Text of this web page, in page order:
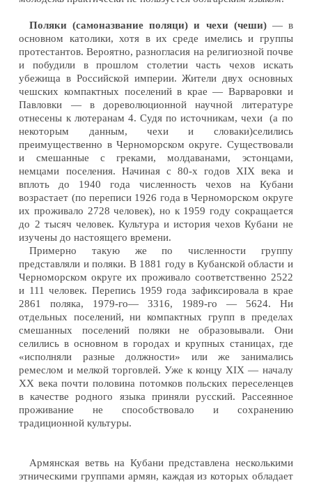
Поляки (самоназвание поляци) и чехи (чеши)— в
основном католики, хотя в их среде имелись и группы
протестантов. Вероятно, разногласия на религиозной почве
и побудили в прошлом столетии часть чехов искать
убежища в Российской империи. Жители двух основных
чешских компактных поселений в крае — Варваровки и
Павловки — в дореволюционной научной литературе
отнесены к лютеранам 4. Судя по источникам, чехи (а по
некоторым данным, чехи и словаки)селились
преимущественно в Черноморском округе. Существовали
и смешанные с греками, молдаванами, эстонцами,
немцами поселения. Начиная с 80-х годов XIX века и
вплоть до 1940 года численность чехов на Кубани
возрастает (по переписи 1926 года в Черноморском округе
их проживало 2728 человек), но к 1959 году сокращается
до 2 тысяч человек. Культура и история чехов Кубани не
изучены до настоящего времени.
Примерно такую же по численности группу
представляли и поляки. В 1881 году в Кубанской области и
Черноморском округе их проживало соответственно 2522
и 111 человек. Перепись 1959 года зафиксировала в крае
2861 поляка, 1979-го— 3316, 1989-го — 5624. Ни
отдельных поселений, ни компактных групп в пределах
смешанных поселений поляки не образовывали. Они
селились в основном в городах и крупных станицах, где
«исполняли разные должности» или же занимались
ремеслом и мелкой торговлей. Уже к концу XIX — началу
XX века почти половина потомков польских переселенцев
в качестве родного языка приняли русский. Рассеянное
проживание не способствовало и сохранению
традиционной культуры.
Армянская ветвь на Кубани представлена несколькими
этническими группами армян, каждая из которых обладает